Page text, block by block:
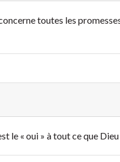
toutes les
le « oui » à tout ce que